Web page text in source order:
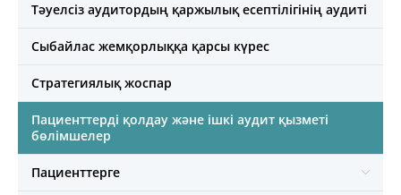
Тәуелсіз аудитордың қаржылық есептілігінің аудиті
Сыбайлас жемқорлыққа қарсы күрес
Стратегиялық жоспар
Пациенттерді қолдау және ішкі аудит қызметі
бөлімшелер
Пациенттерге